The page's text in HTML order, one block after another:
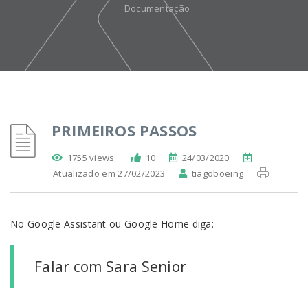
Documentação
PRIMEIROS PASSOS
1755 views 10
24/03/2020
Atualizado em 27/02/2023
tiagoboeing
No Google Assistant ou Google Home diga:
Falar com Sara Senior